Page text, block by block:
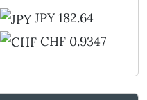
JPY 182.64
CHF 0.9347